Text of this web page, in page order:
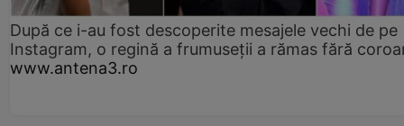
După ce i-au fost descoperite mesajele vechi de pe
Instagram, o regină a frumuseții a rămas fără
www.antena3.ro